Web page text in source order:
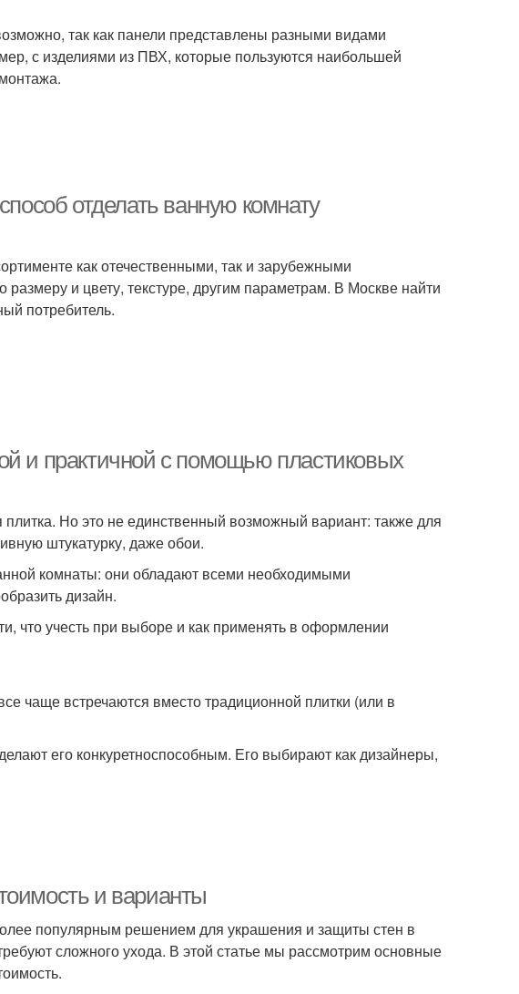
так как панели представлены разными видами
с изделиями из ПВХ, которые пользуются наибольшей
отделать ванную комнату
как отечественными, так и зарубежными
и цвету, текстуре, другим параметрам. В Москве найти
потребитель.
и практичной с помощью пластиковых
Но это не единственный возможный вариант: также для
штукатурку, даже обои.
комнаты: они обладают всеми необходимыми
дизайн.
что учесть при выборе и как применять в оформлении
чаще встречаются вместо традиционной плитки (или в
его конкуретноспособным. Его выбирают как дизайнеры,
и варианты
популярным решением для украшения и защиты стен в
сложного ухода. В этой статье мы рассмотрим основные